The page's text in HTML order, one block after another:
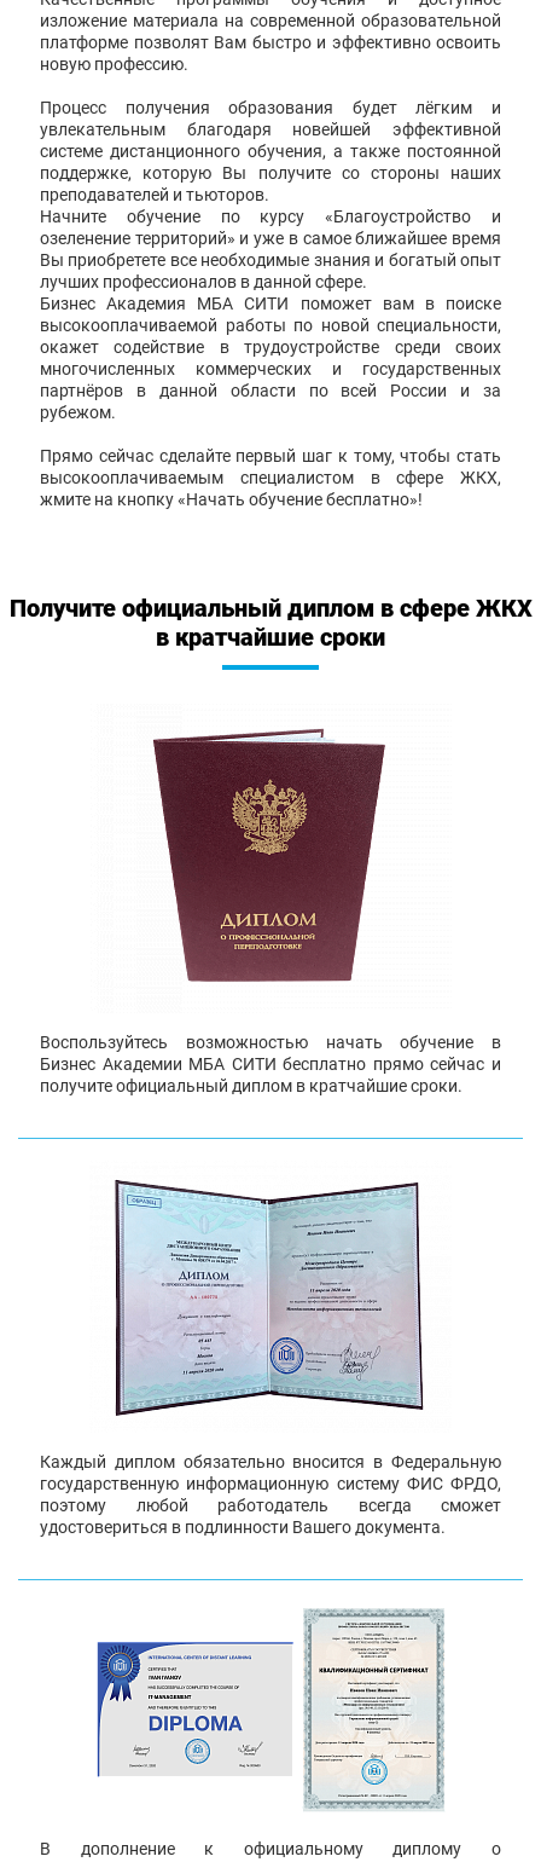
изложение материала на современной образовательной
платформе позволят Вам быстро и эффективно освоить
новую профессию.
Процесс получения образования будет лёгким и
увлекательным благодаря новейшей эффективной
системе дистанционного обучения, а также постоянной
поддержке, которую Вы получите со стороны наших
преподавателей и тьюторов.
Начните обучение по курсу «Благоустройство и
озеленение территорий» и уже в самое ближайшее время
Вы приобретете все необходимые знания и богатый опыт
лучших профессионалов в данной сфере.
Бизнес Академия МБА СИТИ поможет вам в поиске
высокооплачиваемой работы по новой специальности,
окажет содействие в трудоустройстве среди своих
многочисленных коммерческих и государственных
партнёров в данной области по всей России и за
рубежом.
Прямо сейчас сделайте первый шаг к тому, чтобы стать
высокооплачиваемым специалистом в сфере ЖКХ,
жмите на кнопку «Начать обучение бесплатно»!
Получите официальный диплом в сфере ЖКХ
в кратчайшие сроки
Воспользуйтесь возможностью начать обучение в
Бизнес Академии МБА СИТИ бесплатно прямо сейчас и
получите официальный диплом в кратчайшие сроки.
Каждый диплом обязательно вносится в Федеральную
государственную информационную систему ФИС ФРДО,
поэтому любой работодатель всегда сможет
удостовериться в подлинности Вашего документа.
В дополнение к официальному диплому о